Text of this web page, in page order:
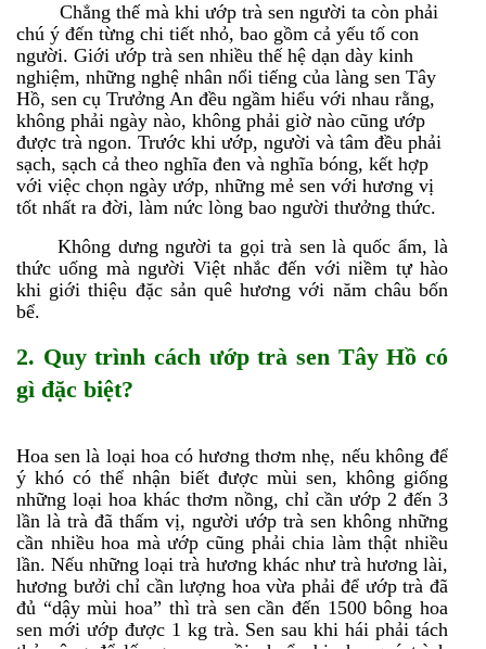
Chẳng thế mà khi ướp trà sen người ta còn phải
chú ý đến từng chi tiết nhỏ, bao gồm cả yếu tố con
người. Giới ướp trà sen nhiều thế hệ dạn dày kinh
nghiệm, những nghệ nhân nổi tiếng của làng sen Tây
Hồ, sen cụ Trưởng An đều ngầm hiểu với nhau rằng,
không phải ngày nào, không phải giờ nào cũng ướp
được trà ngon. Trước khi ướp, người và tâm đều phải
sạch, sạch cả theo nghĩa đen và nghĩa bóng, kết hợp
với việc chọn ngày ướp, những mẻ sen với hương vị
tốt nhất ra đời, làm nức lòng bao người thưởng thức.
Không dưng người ta gọi trà sen là quốc ẩm, là
thức uống mà người Việt nhắc đến với niềm tự hào
khi giới thiệu đặc sản quê hương với năm châu bốn
bể.
2. Quy trình cách ướp trà sen Tây Hồ có
gì đặc biệt?
Hoa sen là loại hoa có hương thơm nhẹ, nếu không để
ý khó có thể nhận biết được mùi sen, không giống
những loại hoa khác thơm nồng, chỉ cần ướp 2 đến 3
lần là trà đã thấm vị, người ướp trà sen không những
cần nhiều hoa mà ướp cũng phải chia làm thật nhiều
lần. Nếu những loại trà hương khác như trà hương lài,
hương bưởi chỉ cần lượng hoa vừa phải để ướp trà đã
đủ “dậy mùi hoa” thì trà sen cần đến 1500 bông hoa
sen mới ướp được 1 kg trà. Sen sau khi hái phải tách